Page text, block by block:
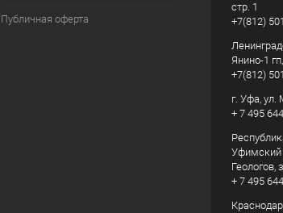
Публичная оферта
стр. 1
+7(812)
Янино-1
+7(812)
г. Уфа, ул.
+ 7 495
Уфимский
Геологов,
+ 7 495